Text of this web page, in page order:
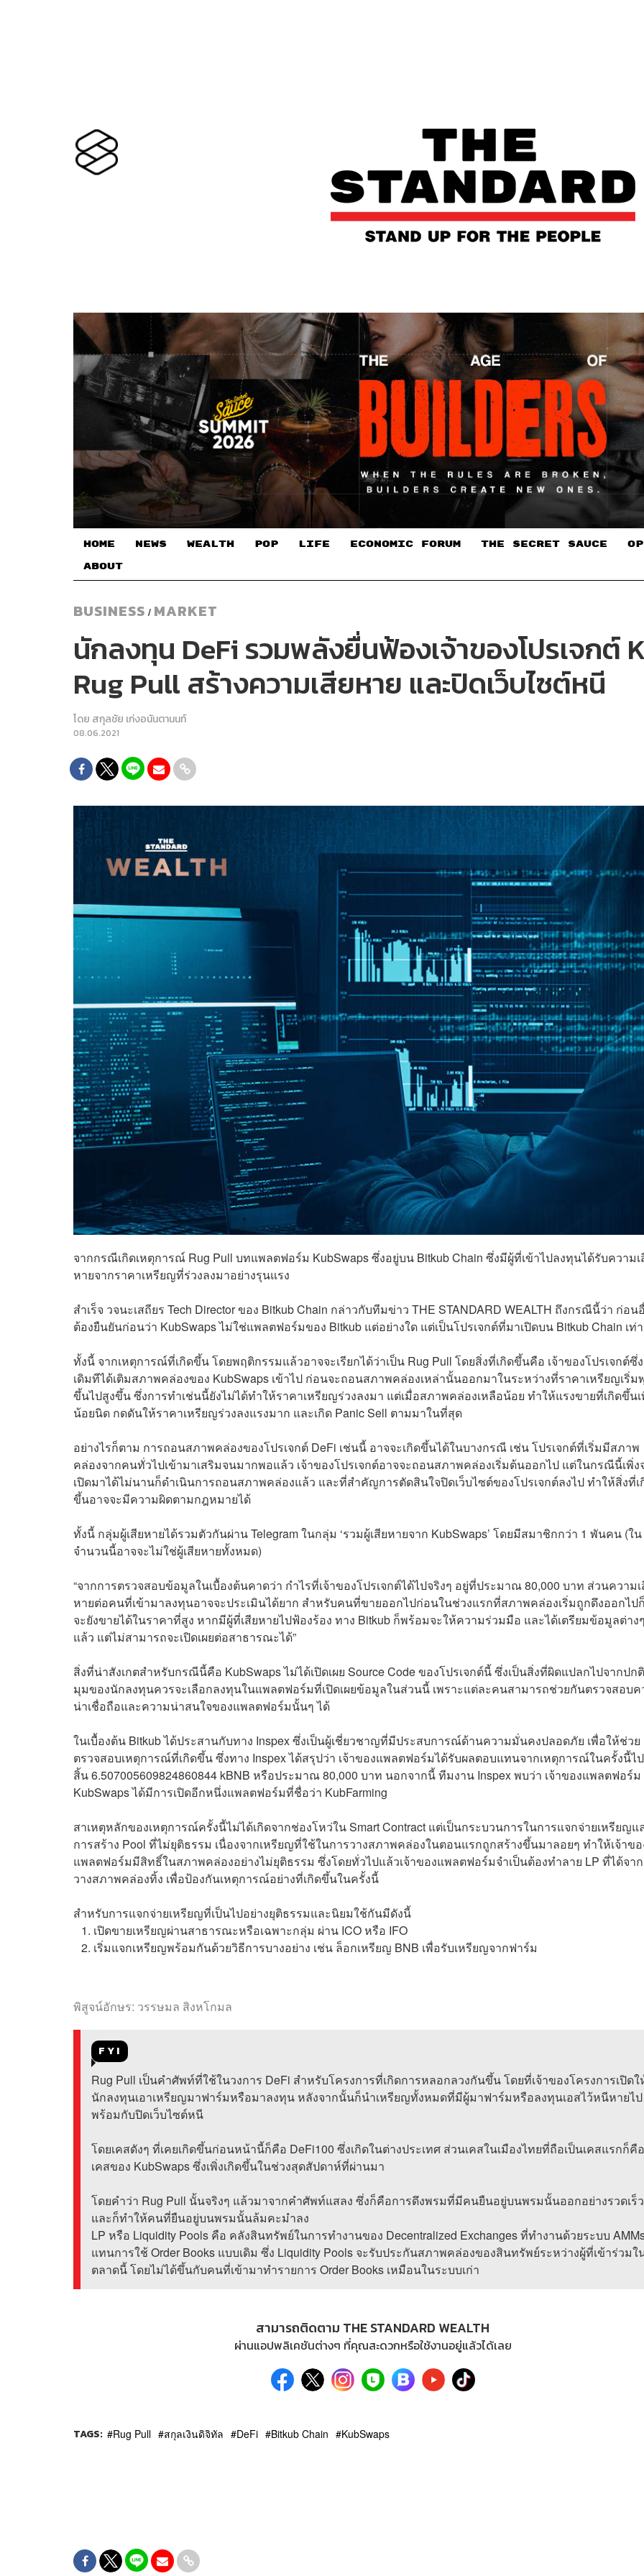
HOME NEWS WEALTH POP LIFE ECONOMIC FORUM THE SECRET SAUCE​
ABOUT
BUSINESS / MARKET
นักลงทุน DeFi รวมพลังยื่นฟ้องเจ้าของโปรเจกต์
Rug Pull สร้างความเสียหาย และปิดเว็บไซต์หนี
โดย สกุลชัย เก่งอนันตานนท์
08.06.2021
จากกรณีเกิดเหตุการณ์ Rug Pull บทแพลตฟอร์ม KubSwaps ซึ่งอยู่บน Bitkub Chain ซึ่งมีผู้ที่เข้าไปลงทุนได้รับความเ
หายจากราคาเหรียญที่ร่วงลงมาอย่างรุนแรง
สำเร็จ วจนะเสถียร Tech Director ของ Bitkub Chain กล่าวกับทีมข่าว THE STANDARD WEALTH ถึงกรณีนี้ว่า ก่อน
ต้องยืนยันก่อนว่า KubSwaps ไม่ใช่แพลตฟอร์มของ Bitkub แต่อย่างใด แต่เป็นโปรเจกต์ที่มาเปิดบน Bitkub Chain เท่
ทั้งนี้ จากเหตุการณ์ที่เกิดขึ้น โดยพฤติกรรมแล้วอาจจะเรียกได้ว่าเป็น Rug Pull โดยสิ่งที่เกิดขึ้นคือ เจ้าของโปรเจกต์ซึ่ง
เดิมทีได้เติมสภาพคล่องของ KubSwaps เข้าไป ก่อนจะถอนสภาพคล่องเหล่านั้นออกมาในระหว่างที่ราคาเหรียญเริ่ม
ขึ้นไปสูงขึ้น ซึ่งการทำเช่นนี้ยังไม่ได้ทำให้ราคาเหรียญร่วงลงมา แต่เมื่อสภาพคล่องเหลือน้อย ทำให้แรงขายที่เกิดขึ้นเ
น้อยนิด กดดันให้ราคาเหรียญร่วงลงแรงมาก และเกิด Panic Sell ตามมาในที่สุด
อย่างไรก็ตาม การถอนสภาพคล่องของโปรเจกต์ DeFi เช่นนี้ อาจจะเกิดขึ้นได้ในบางกรณี เช่น โปรเจกต์ที่เริ่มมีสภาพ
คล่องจากคนทั่วไปเข้ามาเสริมจนมากพอแล้ว เจ้าของโปรเจกต์อาจจะถอนสภาพคล่องเริ่มต้นออกไป แต่ในกรณีนี้เพิ่ง
เปิดมาได้ไม่นานก็ดำเนินการถอนสภาพคล่องแล้ว และที่สำคัญการตัดสินใจปิดเว็บไซต์ของโปรเจกต์ลงไป ทำให้สิ่งที่เ
ขึ้นอาจจะมีความผิดตามกฎหมายได้
ทั้งนี้ กลุ่มผู้เสียหายได้รวมตัวกันผ่าน Telegram ในกลุ่ม ‘รวมผู้เสียหายจาก KubSwaps’ โดยมีสมาชิกกว่า 1 พันคน (ใน
จำนวนนี้อาจจะไม่ใช่ผู้เสียหายทั้งหมด)
“จากการตรวจสอบข้อมูลในเบื้องต้นคาดว่า กำไรที่เจ้าของโปรเจกต์ได้ไปจริงๆ อยู่ที่ประมาณ 80,000 บาท ส่วนความ
หายต่อคนที่เข้ามาลงทุนอาจจะประเมินได้ยาก สำหรับคนที่ขายออกไปก่อนในช่วงแรกที่สภาพคล่องเริ่มถูกดึงออกไป
จะยังขายได้ในราคาที่สูง หากมีผู้ที่เสียหายไปฟ้องร้อง ทาง Bitkub ก็พร้อมจะให้ความร่วมมือ และได้เตรียมข้อมูลต่าง
แล้ว แต่ไม่สามารถจะเปิดเผยต่อสาธารณะได้”
สิ่งที่น่าสังเกตสำหรับกรณีนี้คือ KubSwaps ไม่ได้เปิดเผย Source Code ของโปรเจกต์นี้ ซึ่งเป็นสิ่งที่ผิดแปลกไปจากปก
มุมของนักลงทุนควรจะเลือกลงทุนในแพลตฟอร์มที่เปิดเผยข้อมูลในส่วนนี้ เพราะแต่ละคนสามารถช่วยกันตรวจสอบ
น่าเชื่อถือและความน่าสนใจของแพลตฟอร์มนั้นๆ ได้
ในเบื้องต้น Bitkub ได้ประสานกับทาง Inspex ซึ่งเป็นผู้เชี่ยวชาญที่มีประสบการณ์ด้านความมั่นคงปลอดภัย เพื่อให้ช่วย
ตรวจสอบเหตุการณ์ที่เกิดขึ้น ซึ่งทาง Inspex ได้สรุปว่า เจ้าของแพลตฟอร์มได้รับผลตอบแทนจากเหตุการณ์ในครั้งนี้ไ
สิ้น 6.507005609824860844 kBNB หรือประมาณ 80,000 บาท นอกจากนี้ ทีมงาน Inspex พบว่า เจ้าของแพลตฟอร์ม
KubSwaps ได้มีการเปิดอีกหนึ่งแพลตฟอร์มที่ชื่อว่า KubFarming
สาเหตุหลักของเหตุการณ์ครั้งนี้ไม่ได้เกิดจากช่องโหว่ใน Smart Contract แต่เป็นกระบวนการในการแจกจ่ายเหรียญแ
การสร้าง Pool ที่ไม่ยุติธรรม เนื่องจากเหรียญที่ใช้ในการวางสภาพคล่องในตอนแรกถูกสร้างขึ้นมาลอยๆ ทำให้เจ้าข
แพลตฟอร์มมีสิทธิ์ในสภาพคล่องอย่างไม่ยุติธรรม ซึ่งโดยทั่วไปแล้วเจ้าของแพลตฟอร์มจำเป็นต้องทำลาย LP ที่ได้จา
วางสภาพคล่องทิ้ง เพื่อป้องกันเหตุการณ์อย่างที่เกิดขึ้นในครั้งนี้
สำหรับการแจกจ่ายเหรียญที่เป็นไปอย่างยุติธรรมและนิยมใช้กันมีดังนี้
เปิดขายเหรียญผ่านสาธารณะหรือเฉพาะกลุ่ม ผ่าน ICO หรือ IFO
เริ่มแจกเหรียญพร้อมกันด้วยวิธีการบางอย่าง เช่น ล็อกเหรียญ BNB เพื่อรับเหรียญจากฟาร์ม
พิสูจน์อักษร: วรรษมล สิงหโกมล
FYI
Rug Pull เป็นคำศัพท์ที่ใช้ในวงการ DeFi สำหรับโครงการที่เกิดการหลอกลวงกันขึ้น โดยที่เจ้าของโครงการเปิดใ
นักลงทุนเอาเหรียญมาฟาร์มหรือมาลงทุน หลังจากนั้นก็นำเหรียญทั้งหมดที่มีผู้มาฟาร์มหรือลงทุนเอสไว้หนีหายไป
พร้อมกับปิดเว็บไซต์หนี
โดยเคสดังๆ ที่เคยเกิดขึ้นก่อนหน้านี้ก็คือ DeFi100 ซึ่งเกิดในต่างประเทศ ส่วนเคสในเมืองไทยที่ถือเป็นเคสแรกก็คือ
เคสของ KubSwaps ซึ่งเพิ่งเกิดขึ้นในช่วงสุดสัปดาห์ที่ผ่านมา
โดยคำว่า Rug Pull นั้นจริงๆ แล้วมาจากคำศัพท์แสลง ซึ่งก็คือการดึงพรมที่มีคนยืนอยู่บนพรมนั้นออกอย่างรวดเร็ว
และก็ทำให้คนที่ยืนอยู่บนพรมนั้นล้มคะมำลง
LP หรือ Liquidity Pools คือ คลังสินทรัพย์ในการทำงานของ Decentralized Exchanges ที่​ทำงานด้วยระบบ
แทนการใช้ Order Books แบบเดิม ซึ่ง Liquidity Pools จะรับประกันสภาพคล่องของสินทรัพย์ระหว่างผู้ที่เข้าร่วมใ
ตลาดนี้ โดยไม่ได้ขึ้นกับคนที่เข้ามาทำรายการ Order Books เหมือนในระบบเก่า
สามารถติดตาม THE STANDARD WEALTH
ผ่านแอปพลิเคชันต่างๆ ที่คุณสะดวกหรือใช้งานอยู่แล้วได้เลย
TAGS: Rug Pull สกุลเงินดิจิทัล DeFi Bitkub Chain KubSwaps